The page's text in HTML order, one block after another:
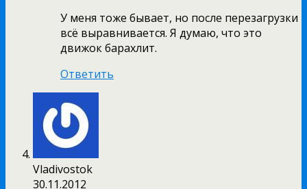
У меня тоже бывает, но после перезагрузки
всё выравнивается. Я думаю, что это
движок барахлит.
Ответить
Vladivostok
30.11.2012